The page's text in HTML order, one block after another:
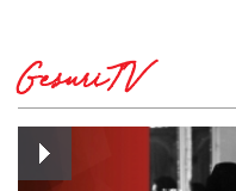
GesuriTV